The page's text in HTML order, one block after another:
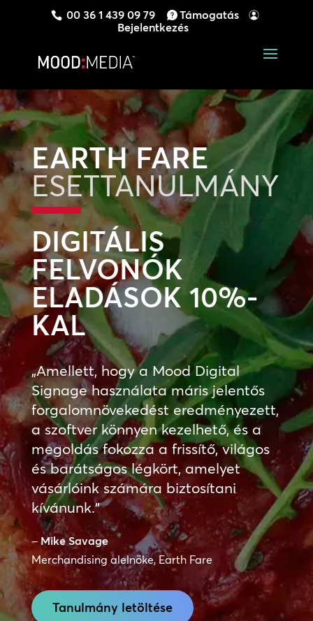
00 36 1 439 09 79
Támogatás
Bejelentkezés
EARTH FARE
ESETTANULMÁNY
DIGITÁLIS
FELVONÓK
ELADÁSOK 10%-
KAL
„Amellett, hogy a Mood Digital
Signage használata máris jelentős
forgalomnövekedést eredményezett,
a szoftver könnyen kezelhető, és a
megoldás fokozza a frissítő, világos
és barátságos légkört, amelyet
vásárlóink számára biztosítani
kívánunk.”
–Mike Savage
Merchandising alelnöke, Earth Fare
Tanulmány letöltése